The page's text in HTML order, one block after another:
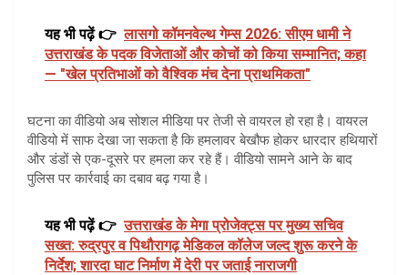
यह भी पढ़ें 👉 लासगो कॉमनवेल्थ गेम्स 2026: सीएम धामी ने
उत्तराखंड के पदक विजेताओं और कोचों को किया सम्मानित; कहा
— "खेल प्रतिभाओं को वैश्विक मंच देना प्राथमिकता"
घटना का वीडियो अब सोशल मीडिया पर तेजी से वायरल हो रहा है। वायरल
वीडियो में साफ देखा जा सकता है कि हमलावर बेखौफ होकर धारदार हथियारों
और डंडों से एक-दूसरे पर हमला कर रहे हैं। वीडियो सामने आने के बाद
पुलिस पर कार्रवाई का दबाव बढ़ गया है।
यह भी पढ़ें 👉 उत्तराखंड के मेगा प्रोजेक्ट्स पर मुख्य सचिव
सख्त: रुद्रपुर व पिथौरागढ़ मेडिकल कॉलेज जल्द शुरू करने के
निर्देश; शारदा घाट निर्माण में देरी पर जताई नाराजगी